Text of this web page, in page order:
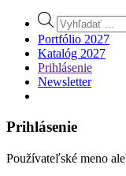
Products
search
Portfólio 2027
Katalóg 2027
Prihlásenie
Newsletter
Prihlásenie
Používateľské meno